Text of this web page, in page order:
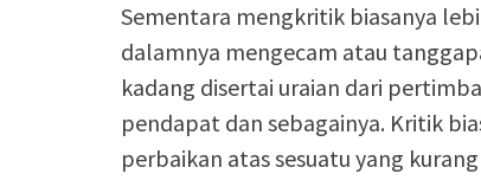
Sementara mengkritik biasanya
dalamnya mengecam atau
kadang disertai uraian dari
pendapat dan sebagainya. Kritik
perbaikan atas sesuatu yang